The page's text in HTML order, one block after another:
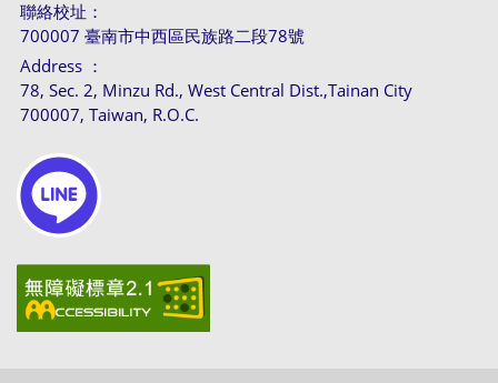
聯絡校址：
700007 臺南市中西區民族路二段78號
Address ：
78, Sec. 2, Minzu Rd., West Central Dist.,Tainan City
700007, Taiwan, R.O.C.